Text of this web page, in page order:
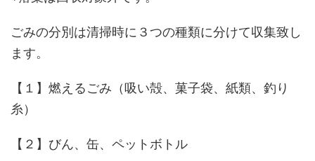
ごみの分別は清掃時に３つの種類に分けて収集致し
ます。
【１】燃えるごみ（吸い殻、菓子袋、紙類、釣り
糸）
【２】びん、缶、ペットボトル